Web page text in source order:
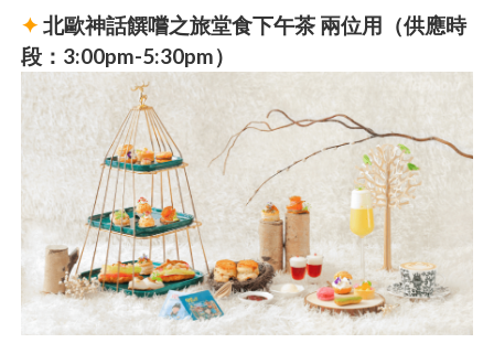
✦ 北歐神話饌嚐之旅堂食下午茶 兩位用（供應時
段：3:00pm-5:30pm）